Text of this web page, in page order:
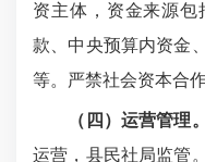
资主体，资金来源
款、中央预算内资金
等。严禁社会资本合作
（四）运营管理。
运营，县民社局监管